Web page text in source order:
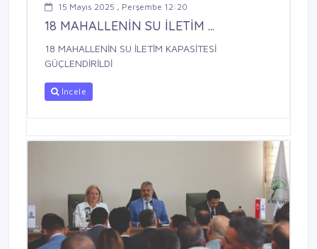
15 Mayıs 2025 , Perşembe 12:20
18 MAHALLENİN SU İLETİM ...
18 MAHALLENİN SU İLETİM KAPASİTESİ
GÜÇLENDİRİLDİ
İncele